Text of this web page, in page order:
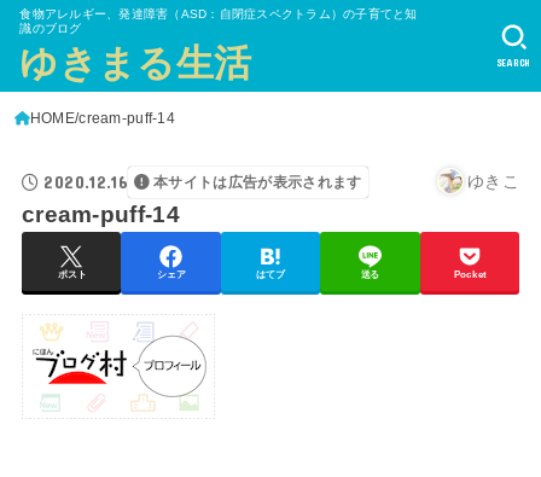
食物アレルギー、発達障害（ASD：自閉症スペクトラム）の子育てと知
識のブログ
ゆきまる生活 SEARCH
HOME cream-puff-14
2020.12.16 本サイトは広告が表示されます ゆきこ
cream-puff-14
ポスト シェア はてブ 送る Pocket